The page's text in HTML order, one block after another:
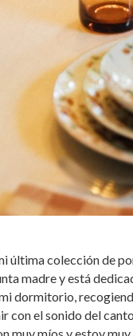
última colección de
madre y está
dormitorio,
con el sonido del